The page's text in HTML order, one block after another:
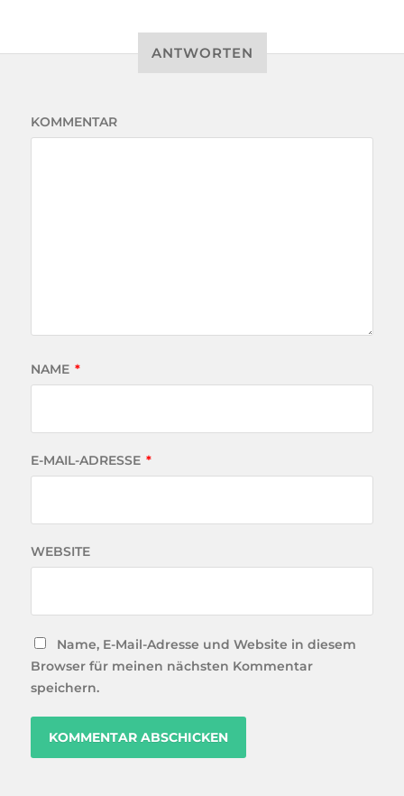
ANTWORTEN
KOMMENTAR
NAME *
E-MAIL-ADRESSE *
WEBSITE
Name, E-Mail-Adresse und Website in diesem
Browser für meinen nächsten Kommentar
speichern.